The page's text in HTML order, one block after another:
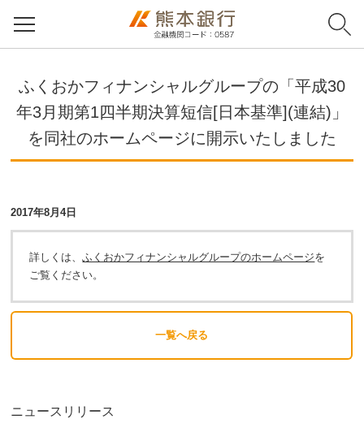
ふくおかフィナンシャルグループの「平成30
年3月期第1四半期決算短信[日本基準](連結)」
を同社のホームページに開示いたしました
2017年8月4日
詳しくは、ふくおかフィナンシャルグループのホームページを
ご覧ください。
一覧へ戻る
ニュースリリース